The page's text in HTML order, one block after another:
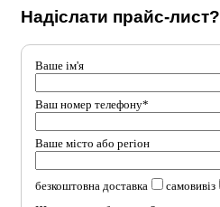
Надіслати прайс-лист?
Ваше ім'я
Ваш номер телефону*
Ваше місто або регіон
безкоштовна доставка
самовивіз